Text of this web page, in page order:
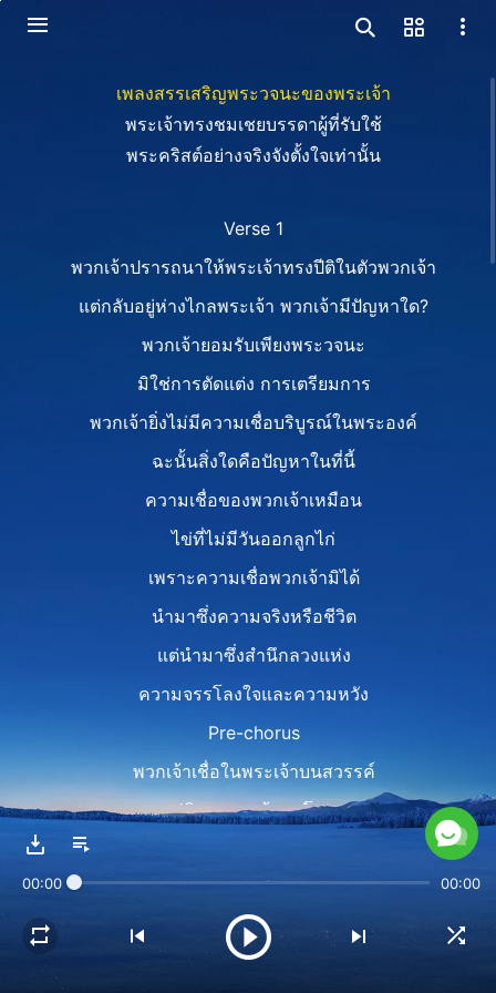
เพลงสรรเสริญพระวจนะของพระเจ้า
พระเจ้าทรงชมเชยบรรดาผู้ที่รับใช้
พระคริสต์อย่างจริงจังตั้งใจเท่านั้น
Verse 1
พวกเจ้าปรารถนาให้พระเจ้าทรงปีติในตัวพวกเจ้า
แต่กลับอยู่ห่างไกลพระเจ้า พวกเจ้ามีปัญหาใด?
พวกเจ้ายอมรับเพียงพระวจนะ
มิใช่การตัดแต่ง การเตรียมการ
พวกเจ้ายิ่งไม่มีความเชื่อบริบูรณ์ในพระองค์
ฉะนั้นสิ่งใดคือปัญหาในที่นี้
ความเชื่อของพวกเจ้าเหมือน
ไข่ที่ไม่มีวันออกลูกไก่
เพราะความเชื่อพวกเจ้ามิได้
นำมาซึ่งความจริงหรือชีวิต
แต่นำมาซึ่งสำนึกลวงแห่ง
ความจรรโลงใจและความหวัง
Pre-chorus
พวกเจ้าเชื่อในพระเจ้าบนสวรรค์
ปฏิเสธพระเจ้าบนโลก
มุมมองนี้ของพวกเจ้า
Chorus
พระเจ้าชมเชยผู้รับใช้พระเจ้า
00:00 00:00